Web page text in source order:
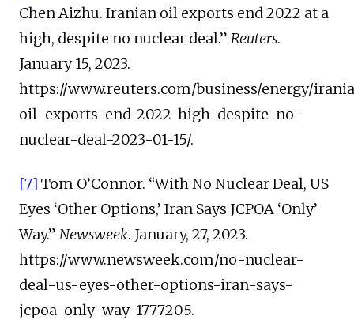
Chen Aizhu. Iranian oil exports end 2022 at a
high, despite no nuclear deal.” Reuters.
January 15, 2023.
https://www.reuters.com/business/energy/
oil-exports-end-2022-high-despite-no-
nuclear-deal-2023-01-15/.
[7] Tom O’Connor. “With No Nuclear Deal, US
Eyes ‘Other Options,’ Iran Says JCPOA ‘Only’
Way.” Newsweek. January, 27, 2023.
https://www.newsweek.com/no-nuclear-
deal-us-eyes-other-options-iran-says-
jcpoa-only-way-1777205.